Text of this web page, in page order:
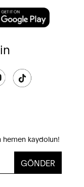
hemen kaydolun!
GÖNDER